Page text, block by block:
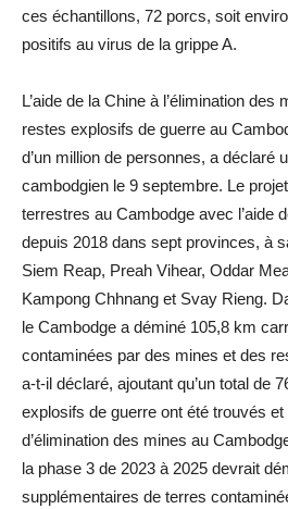
ces échantillons, 72 porcs, soit
positifs au virus de la grippe A.
L’aide de la Chine à l’élimination
restes explosifs de guerre au
d’un million de personnes, a déclaré
cambodgien le 9 septembre. Le
terrestres au Cambodge avec l’aide
depuis 2018 dans sept provinces, à
Siem Reap, Preah Vihear, Oddar
Kampong Chhnang et Svay Rieng.
le Cambodge a déminé 105,8 km
contaminées par des mines et des
a-t-il déclaré, ajoutant qu’un total de
explosifs de guerre ont été trouvés
d’élimination des mines au
la phase 3 de 2023 à 2025 devrait
supplémentaires de terres